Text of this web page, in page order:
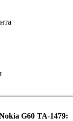
G60 TA-1479: